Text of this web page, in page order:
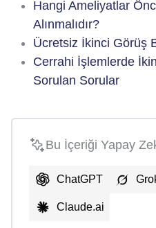
Hangi Ameliyatlar
Alınmalıdır?
Ücretsiz İkinci Görüş
Cerrahi İşlemlerde
Sorulan Sorular
Bu İçeriği Yapay
ChatGPT
Claude.ai